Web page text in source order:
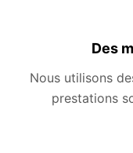
Des
Nous utilisons
prestations